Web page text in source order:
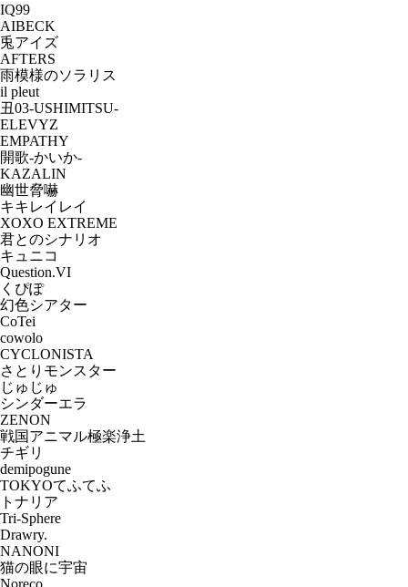
IQ99
AIBECK
兎アイズ
AFTERS
雨模様のソラリス
il pleut
丑03-USHIMITSU-
ELEVYZ
EMPATHY
開歌-かいか-
KAZALIN
幽世脅嚇
キキレイレイ
XOXO EXTREME
君とのシナリオ
キュニコ
Question.VI
くぴぽ
幻色シアター
CoTei
cowolo
CYCLONISTA
さとりモンスター
じゅじゅ
シンダーエラ
ZENON
戦国アニマル極楽浄土
チギリ
demipogune
TOKYOてふてふ
トナリア
Tri-Sphere
Drawry.
NANONI
猫の眼に宇宙
Noreco